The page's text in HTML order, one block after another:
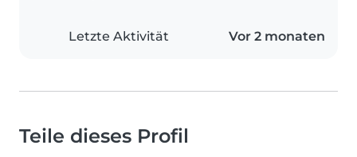
Letzte Aktivität Vor 2 monaten
Teile dieses Profil